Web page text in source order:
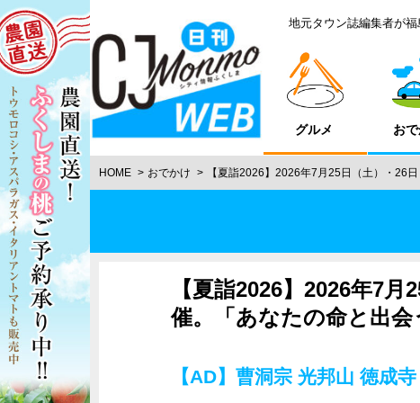
地元タウン誌編集者が
グルメ お
HOME おでかけ 【夏詣2026】2026年7月25日（土）・26
【夏詣2026】2026年7
催。「あなたの命と出会
【AD】曹洞宗 光邦山 徳成